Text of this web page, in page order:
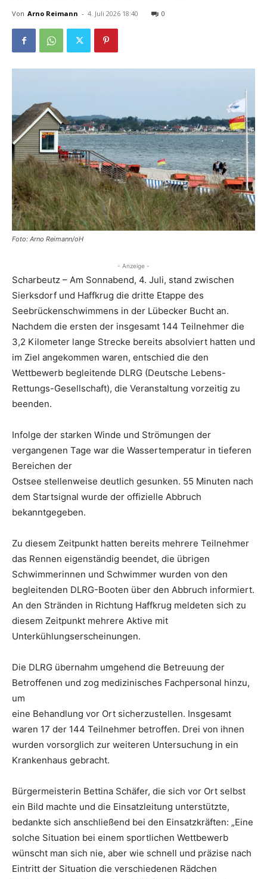
Von Arno Reimann - 4. Juli 2026 18:40 0
Foto: Arno Reimann/oH
- Anzeige -
Scharbeutz – Am Sonnabend, 4. Juli, stand zwischen
Sierksdorf und Haffkrug die dritte Etappe des
Seebrückenschwimmens in der Lübecker Bucht an.
Nachdem die ersten der insgesamt 144 Teilnehmer die
3,2 Kilometer lange Strecke bereits absolviert hatten und
im Ziel angekommen waren, entschied die den
Wettbewerb begleitende DLRG (Deutsche Lebens-
Rettungs-Gesellschaft), die Veranstaltung vorzeitig zu
beenden.
Infolge der starken Winde und Strömungen der
vergangenen Tage war die Wassertemperatur in tieferen
Bereichen der
Ostsee stellenweise deutlich gesunken. 55 Minuten nach
dem Startsignal wurde der offizielle Abbruch
bekanntgegeben.
Zu diesem Zeitpunkt hatten bereits mehrere Teilnehmer
das Rennen eigenständig beendet, die übrigen
Schwimmerinnen und Schwimmer wurden von den
begleitenden DLRG-Booten über den Abbruch informiert.
An den Stränden in Richtung Haffkrug meldeten sich zu
diesem Zeitpunkt mehrere Aktive mit
Unterkühlungserscheinungen.
Die DLRG übernahm umgehend die Betreuung der
Betroffenen und zog medizinisches Fachpersonal hinzu,
um
eine Behandlung vor Ort sicherzustellen. Insgesamt
waren 17 der 144 Teilnehmer betroffen. Drei von ihnen
wurden vorsorglich zur weiteren Untersuchung in ein
Krankenhaus gebracht.
Bürgermeisterin Bettina Schäfer, die sich vor Ort selbst
ein Bild machte und die Einsatzleitung unterstützte,
bedankte sich anschließend bei den Einsatzkräften: „Eine
solche Situation bei einem sportlichen Wettbewerb
wünscht man sich nie, aber wie schnell und präzise nach
Eintritt der Situation die verschiedenen Rädchen